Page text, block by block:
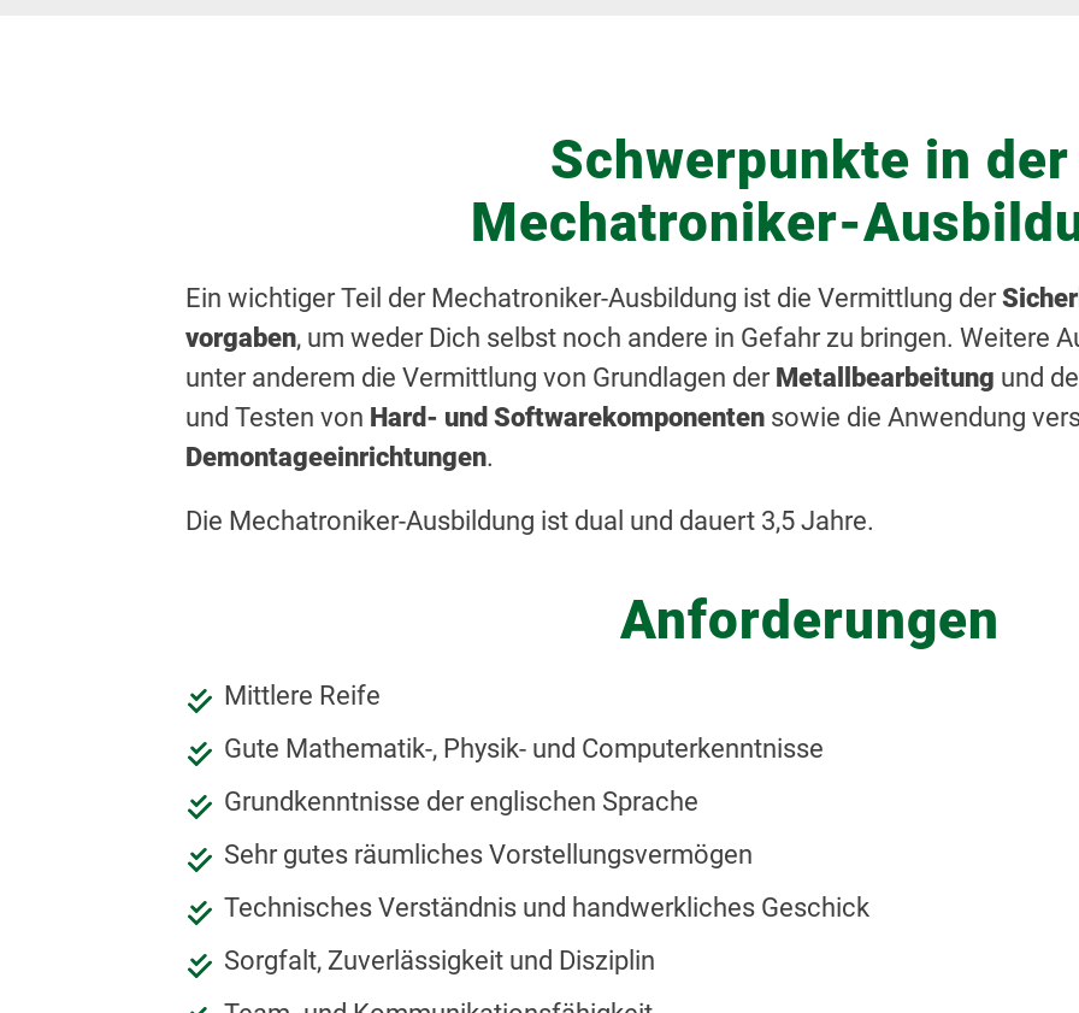
Schwerpunkte in der
Mechatroniker-
Ein wichtiger Teil der Mechatroniker-Ausbildung ist die Vermittlung der
vorgaben, um weder Dich selbst noch andere in Gefahr zu bringen. Weitere
unter anderem die Vermittlung von Grundlagen der Metallbearbeitung und
und Testen von Hard- und Softwarekomponenten sowie die Anwendung
Demontageeinrichtungen.
Die Mechatroniker-Ausbildung ist dual und dauert 3,5 Jahre.
Anforderungen
Mittlere Reife
Gute Mathematik-, Physik- und Computerkenntnisse
Grundkenntnisse der englischen Sprache
Sehr gutes räumliches Vorstellungsvermögen
Technisches Verständnis und handwerkliches Geschick
Sorgfalt, Zuverlässigkeit und Disziplin